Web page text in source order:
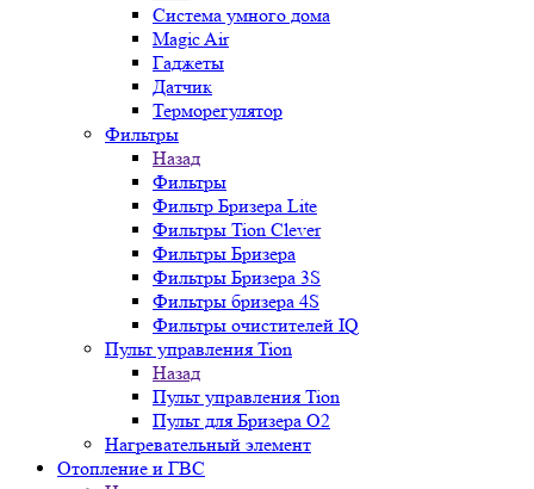
Система умного дома
Magic Air
Гаджеты
Датчик
Терморегулятор
Фильтры
Назад
Фильтры
Фильтр Бризера Lite
Фильтры Tion Clever
Фильтры Бризера
Фильтры Бризера 3S
Фильтры бризера 4S
Фильтры очистителей IQ
Пульт управления Tion
Назад
Пульт управления Tion
Пульт для Бризера O2
Нагревательный элемент
Отопление и ГВС